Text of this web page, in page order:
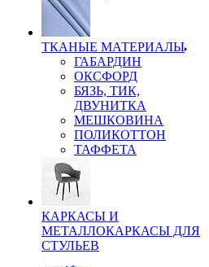
ТКАНЫЕ МАТЕРИАЛЫ
ГАБАРДИН
ОКСФОРД
БЯЗЬ, ТИК,
ДВУНИТКА
МЕШКОВИНА
ПОЛИКОТТОН
ТАФФЕТА
КАРКАСЫ И
МЕТАЛЛОКАРКАСЫ ДЛЯ
СТУЛЬЕВ